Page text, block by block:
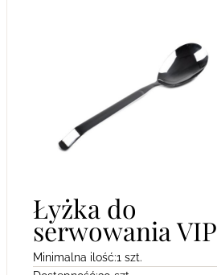
Łyżka do
serwowania VIP
Minimalna ilość:1 szt.